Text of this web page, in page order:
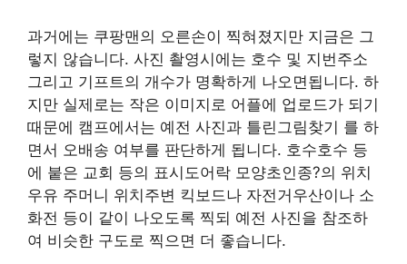
과거에는 쿠팡맨의 오른손이 찍혀졌지만 지금은 그
렇지 않습니다. 사진 촬영시에는 호수 및 지번주소
그리고 기프트의 개수가 명확하게 나오면됩니다. 하
지만 실제로는 작은 이미지로 어플에 업로드가 되기
때문에 캠프에서는 예전 사진과 틀린그림찾기 를 하
면서 오배송 여부를 판단하게 됩니다. 호수호수 등
에 붙은 교회 등의 표시도어락 모양초인종?의 위치
우유 주머니 위치주변 킥보드나 자전거우산이나 소
화전 등이 같이 나오도록 찍되 예전 사진을 참조하
여 비슷한 구도로 찍으면 더 좋습니다.